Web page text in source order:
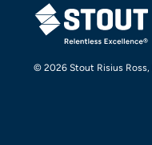
STOUT LOGO
© 2026 Stout Risius